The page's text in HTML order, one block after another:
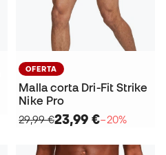
OFERTA
Malla corta Dri-Fit Strike
Nike Pro
29,99 €23,99 €−20%